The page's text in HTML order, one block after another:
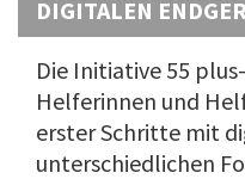
DIGITALEN
Die Initiative 55
Helferinnen und
erster Schritte mit
unterschiedlichen